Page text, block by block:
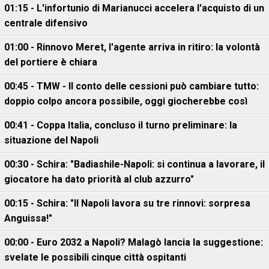
01:15 - L'infortunio di Marianucci accelera l'acquisto di un
centrale difensivo
01:00 - Rinnovo Meret, l'agente arriva in ritiro: la volontà
del portiere è chiara
00:45 - TMW - Il conto delle cessioni può cambiare tutto:
doppio colpo ancora possibile, oggi giocherebbe così
00:41 - Coppa Italia, concluso il turno preliminare: la
situazione del Napoli
00:30 - Schira: "Badiashile-Napoli: si continua a lavorare, il
giocatore ha dato priorità al club azzurro"
00:15 - Schira: "Il Napoli lavora su tre rinnovi: sorpresa
Anguissa!"
00:00 - Euro 2032 a Napoli? Malagò lancia la suggestione:
svelate le possibili cinque città ospitanti